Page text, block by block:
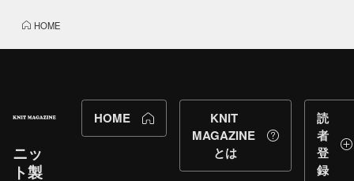
HOME
ニッ
ト製
HOME
KNIT
MAGAZINE
とは
読
者
登
録